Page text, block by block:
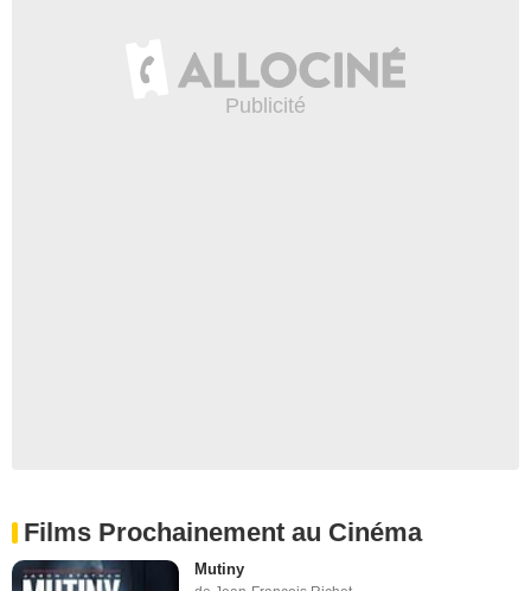
Films Prochainement au Cinéma
Mutiny